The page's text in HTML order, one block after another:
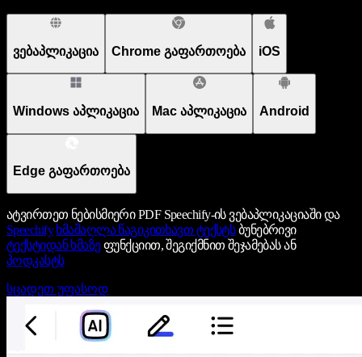
ვებაპლიკაცია Chrome გაფართოება iOS
Windows აპლიკაცია Mac აპლიკაცია Android
Edge გაფართოება
ატვირთეთ ნებისმიერი PDF Speechify-ის ვებაპლიკაციაში და
Speechify ხმამაღლა წაგიკითხავთ ტექსტსბუნებრივი
ტექსტიდან ხმაზეფუნქციით, შეგიქმნით შეჯამებას ან
პოდკასტს
სცადეთ უფასოდ